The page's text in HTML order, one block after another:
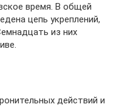
время. В общей
цепь укреплений,
из них
действий и